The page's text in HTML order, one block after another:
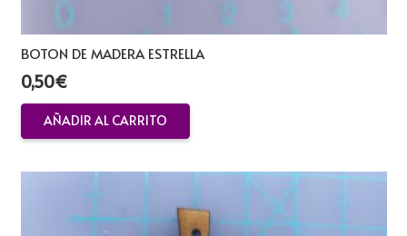
BOTON DE MADERA ESTRELLA
0,50€
AÑADIR AL CARRITO